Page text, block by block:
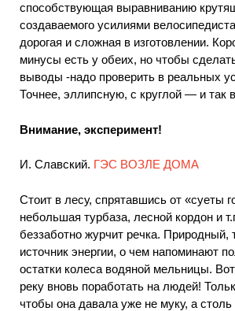
способствующая выравниванию
создаваемого усилиями
дорогая и сложная в изготовлении.
минусы есть у обеих, но чтобы
выводы -надо проверить в реальных
Точнее, эллипсную, с круглой — и так
Внимание, эксперимент!
И. Славский. ГЭС ВОЗЛЕ ДОМА
Стоит в лесу, спрятавшись от «суеты
небольшая турбаза, лесной кордон и
беззаботно журчит речка. Природный,
источник энергии, о чем напоминают
остатки колеса водяной мельницы.
реку вновь поработать на людей!
чтобы она давала уже не муку, а